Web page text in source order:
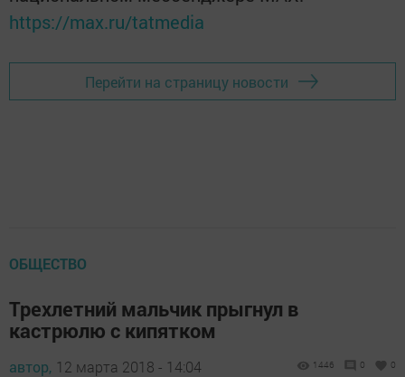
https://max.ru/tatmedia
Перейти на страницу новости
ОБЩЕСТВО
Трехлетний мальчик прыгнул в
кастрюлю с кипятком
автор, 12 марта 2018 - 14:04 1446 0 0